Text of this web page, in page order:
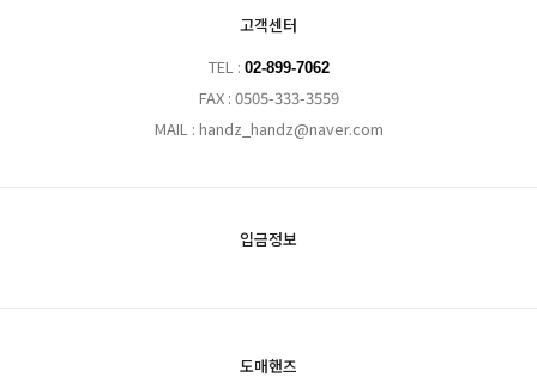
고객센터
TEL : 02-899-7062
FAX : 0505-333-3559
MAIL : handz_handz@naver.com
입금정보
도매핸즈